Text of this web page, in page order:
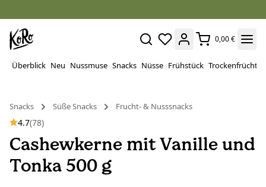
0,00 €
Überblick Neu Nussmuse Snacks Nüsse Frühstück Trockenfrüchte
Snacks
Süße Snacks Frucht- & Nusssnacks
4.7(78)
Cashewkerne mit Vanille und
Tonka 500 g